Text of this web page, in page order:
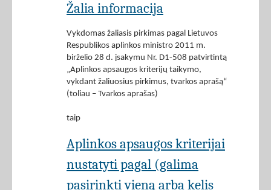
Žalia informacija
Vykdomas žaliasis pirkimas pagal Lietuvos
Respublikos aplinkos ministro 2011 m.
birželio 28 d. įsakymu Nr. D1-508 patvirtintą
„Aplinkos apsaugos kriterijų taikymo,
vykdant žaliuosius pirkimus, tvarkos aprašą“
(toliau – Tvarkos aprašas)
taip
Aplinkos apsaugos kriterijai
nustatyti pagal (galima
pasirinkti vieną arba kelis